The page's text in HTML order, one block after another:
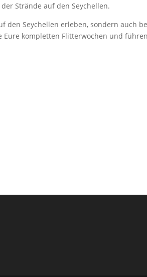
Strände auf den Seychellen.
Seychellen erleben, sondern auch
kompletten Flitterwochen und